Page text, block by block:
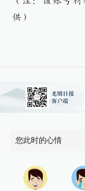
供）
您此时的心情